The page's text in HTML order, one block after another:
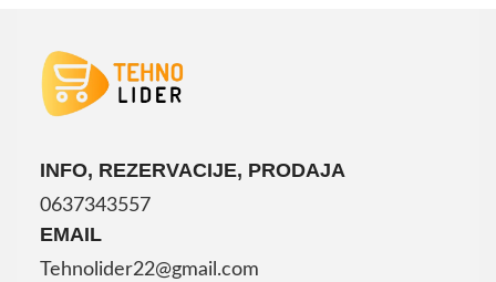
INFO, REZERVACIJE, PRODAJA
0637343557
EMAIL
Tehnolider22@gmail.com